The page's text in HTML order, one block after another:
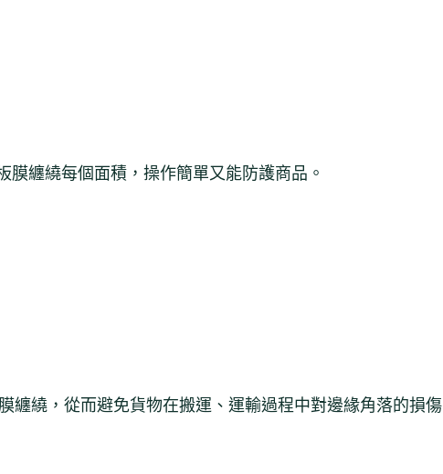
纏繞每個面積，操作簡單又能防護商品。
纏繞，從而避免貨物在搬運、運輸過程中對邊緣角落的損傷